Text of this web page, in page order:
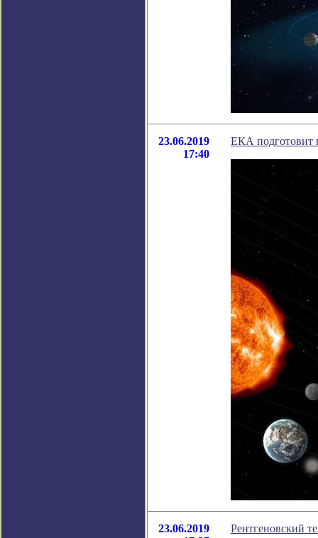
23.06.2019
17:40
ЕКА подготовит
23.06.2019
Рентгеновский